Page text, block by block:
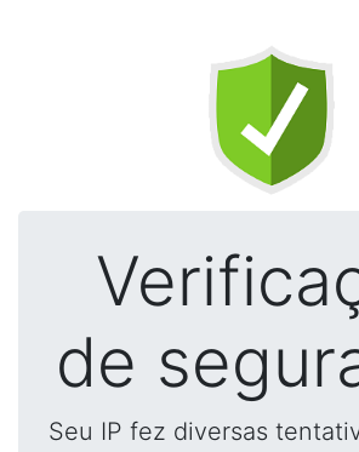
de
Seu IP fez diversas